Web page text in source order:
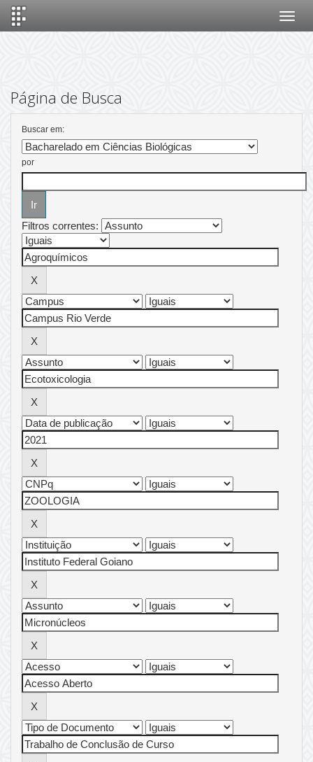
Página de Busca
Buscar em:
por
Filtros correntes: